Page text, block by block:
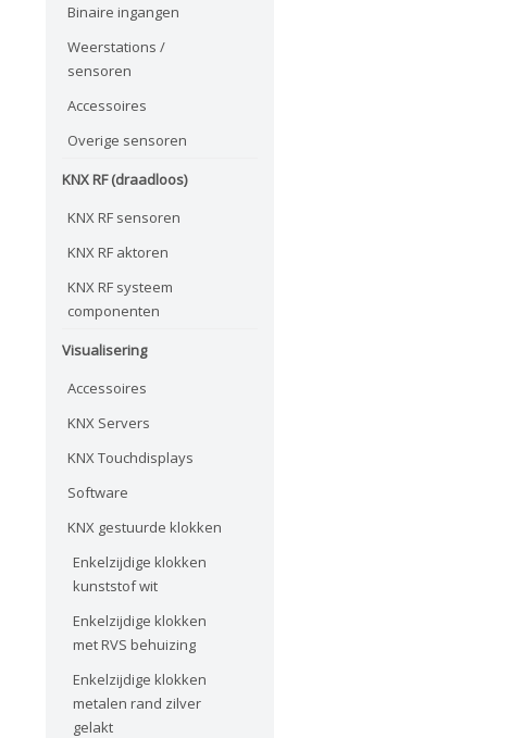
Binaire ingangen
Weerstations /
sensoren
Accessoires
Overige sensoren
KNX RF (draadloos)
KNX RF sensoren
KNX RF aktoren
KNX RF systeem
componenten
Visualisering
Accessoires
KNX Servers
KNX Touchdisplays
Software
KNX gestuurde klokken
Enkelzijdige klokken
kunststof wit
Enkelzijdige klokken
met RVS behuizing
Enkelzijdige klokken
metalen rand zilver
gelakt